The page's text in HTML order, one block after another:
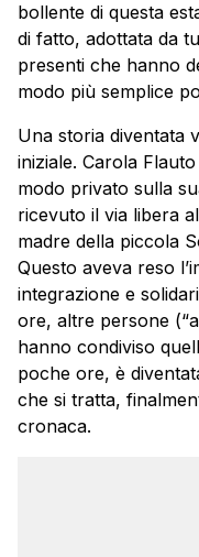
bollente di questa
di fatto, adottata da
presenti che hanno
modo più semplice
Una storia diventata
iniziale. Carola
modo privato sulla
ricevuto il via libera
madre della piccola
Questo aveva reso
integrazione e
ore, altre persone
hanno condiviso
poche ore, è
che si tratta,
cronaca.